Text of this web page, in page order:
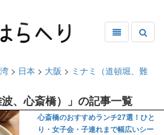
> 日本 > 大阪 > ミナミ（道頓堀、難
、心斎橋）」の記事一覧
心斎橋のおすすめランチ27選！ひと
り・女子会・子連れまで幅広いシー